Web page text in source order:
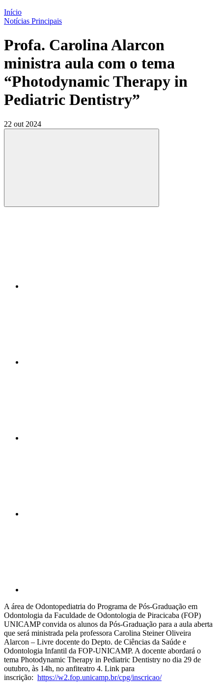
Início
Notícias Principais
Profa. Carolina Alarcon
ministra aula com o tema
“Photodynamic Therapy in
Pediatric Dentistry”
22 out 2024
Compartilhar
A área de Odontopediatria do Programa de Pós-Graduação em
Odontologia da Faculdade de Odontologia de Piracicaba (FOP)
UNICAMP convida os alunos da Pós-Graduação para a aula aberta
que será ministrada pela professora Carolina Steiner Oliveira
Alarcon – Livre docente do Depto. de Ciências da Saúde e
Odontologia Infantil da FOP-UNICAMP. A docente abordará o
tema Photodynamic Therapy in Pediatric Dentistry no dia 29 de
outubro, às 14h, no anfiteatro 4. Link para
inscrição: https://w2.fop.unicamp.br/cpg/inscricao/